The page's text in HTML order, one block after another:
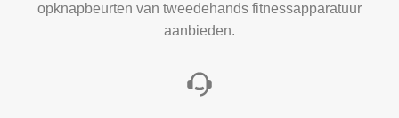
opknapbeurten van tweedehands fitnessapparatuur
aanbieden.